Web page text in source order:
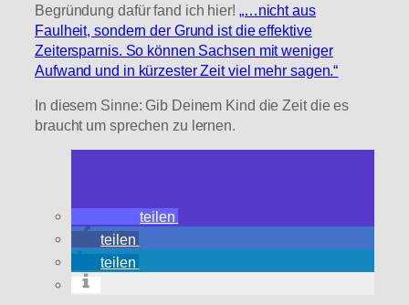
Begründung dafür fand ich hier! „…nicht aus
Faulheit, sondern der Grund ist die effektive
Zeitersparnis. So können Sachsen mit weniger
Aufwand und in kürzester Zeit viel mehr sagen.“
In diesem Sinne: Gib Deinem Kind die Zeit die es
braucht um sprechen zu lernen.
teilen
teilen
teilen